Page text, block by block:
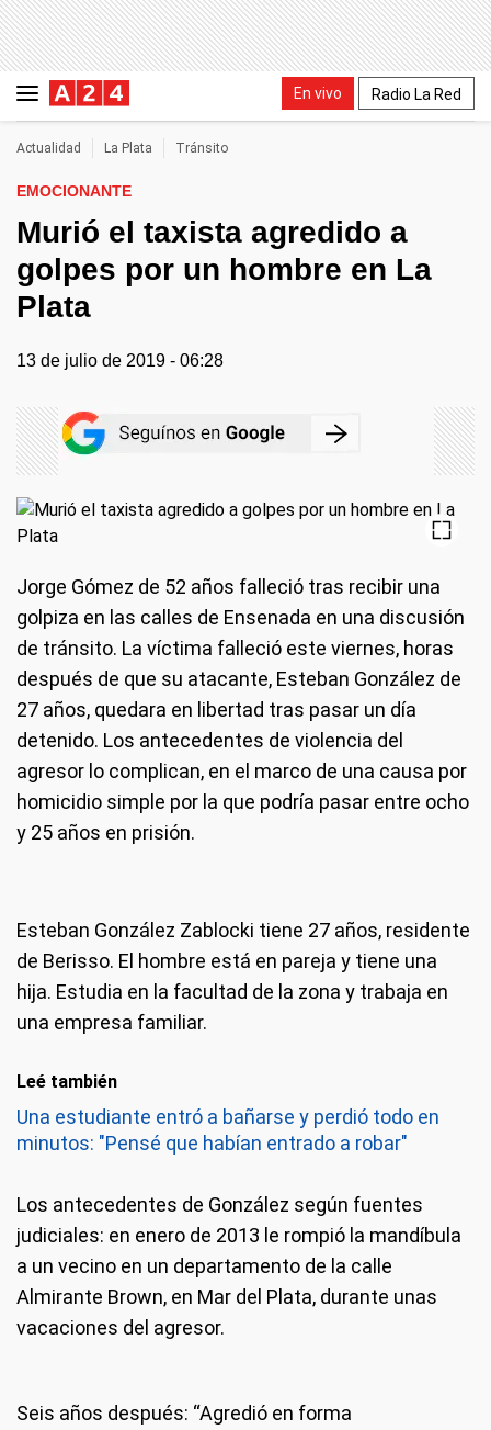
En vivo Radio La Red
Actualidad La Plata Tránsito
EMOCIONANTE
Murió el taxista agredido a
golpes por un hombre en La
Plata
13 de julio de 2019 - 06:28
Jorge Gómez de 52 años falleció tras recibir una
golpiza en las calles de Ensenada en una discusión
de tránsito. La víctima falleció este viernes, horas
después de que su atacante, Esteban González de
27 años, quedara en libertad tras pasar un día
detenido. Los antecedentes de violencia del
agresor lo complican, en el marco de una causa por
homicidio simple por la que podría pasar entre ocho
y 25 años en prisión.
Esteban González Zablocki tiene 27 años, residente
de Berisso. El hombre está en pareja y tiene una
hija. Estudia en la facultad de la zona y trabaja en
una empresa familiar.
Leé también
Una estudiante entró a bañarse y perdió todo en
minutos: "Pensé que habían entrado a robar"
Los antecedentes de González según fuentes
judiciales: en enero de 2013 le rompió la mandíbula
a un vecino en un departamento de la calle
Almirante Brown, en Mar del Plata, durante unas
vacaciones del agresor.
Seis años después: “Agredió en forma